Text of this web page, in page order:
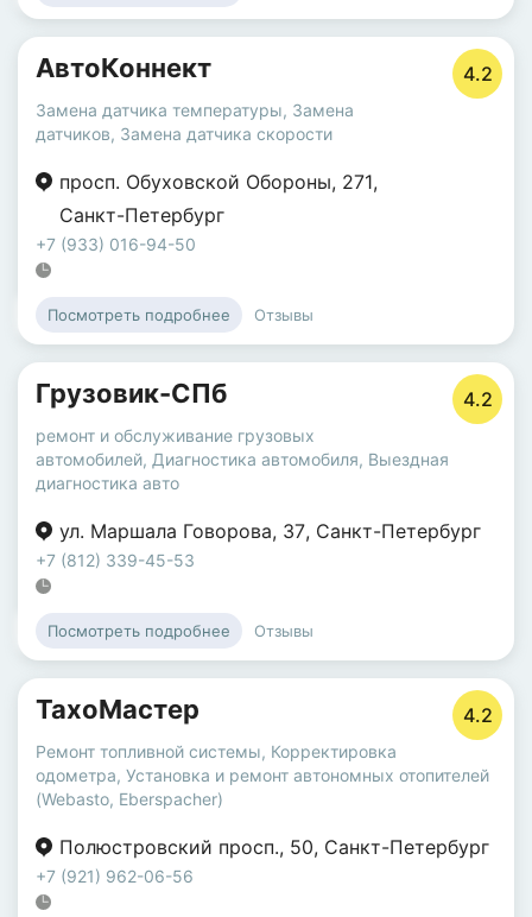
АвтоКоннект 4.2
Замена датчика температуры, Замена
датчиков, Замена датчика скорости
просп. Обуховской Обороны, 271,
Санкт-Петербург
+7 (933) 016-94-50
Посмотреть подробнее Отзывы
Грузовик-СПб 4.2
ремонт и обслуживание грузовых
автомобилей, Диагностика автомобиля, Выездная
диагностика авто
ул. Маршала Говорова, 37, Санкт-Петербург
+7 (812) 339-45-53
Посмотреть подробнее Отзывы
ТахоМастер 4.2
Ремонт топливной системы, Корректировка
одометра, Установка и ремонт автономных отопителей
(Webasto, Eberspacher)
Полюстровский просп., 50, Санкт-Петербург
+7 (921) 962-06-56